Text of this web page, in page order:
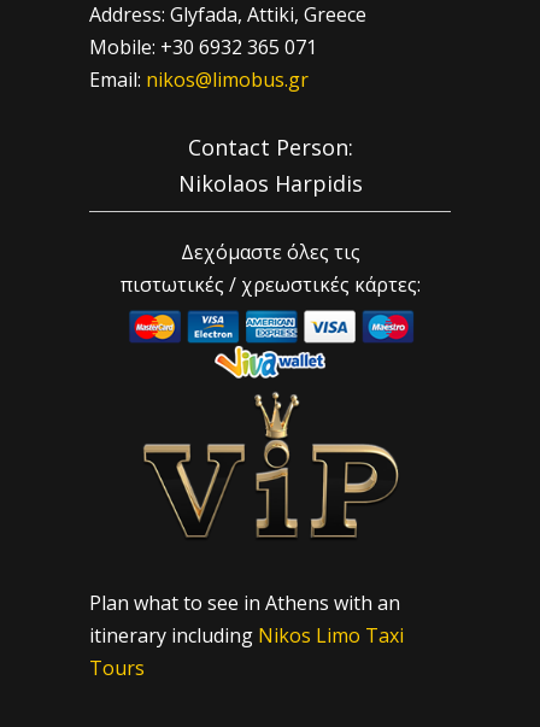
Address: Glyfada, Attiki, Greece
Mobile: +30 6932 365 071
Email: nikos@limobus.gr
Contact Person:
Nikolaos Harpidis
Δεχόμαστε όλες τις
πιστωτικές / χρεωστικές κάρτες:
Plan what to see in Athens with an
itinerary including Nikos Limo Taxi
Tours